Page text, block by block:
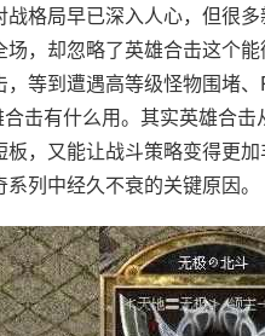
格局早已深入人心，但很
，却忽略了英雄合击这个
等到遭遇高等级怪物围堵
击有什么用。其实英雄合
，又能让战斗策略变得更
列中经久不衰的关键原因。